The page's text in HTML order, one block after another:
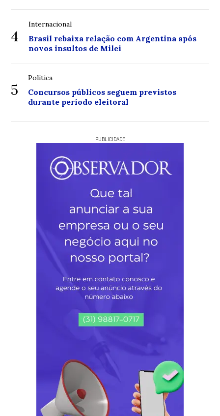
4
Internacional
Brasil rebaixa relação com Argentina após
novos insultos de Milei
5
Política
Concursos públicos seguem previstos
durante período eleitoral
PUBLICIDADE